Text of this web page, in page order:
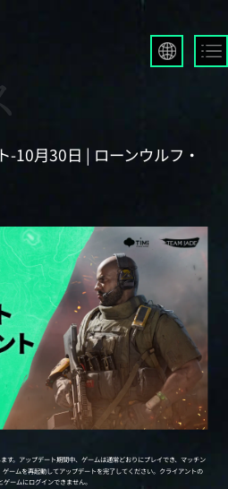
Português
한국어
日本語
Türkçe
-10月30日 | ローンウルフ・